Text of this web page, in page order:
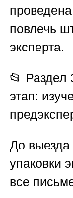
повлечь
эксперта.
📂 Раздел
этап:
До выезда
упаковки
все